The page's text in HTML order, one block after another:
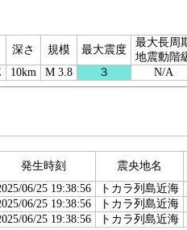
深さ 規模 最大震度
最大長周
地震動階
10km M 3.8 ３ N/A
発生時刻
震央地名
06/25 19:38:56 トカラ列島近海
06/25 19:38:56 トカラ列島近海
06/25 19:38:56 トカラ列島近海